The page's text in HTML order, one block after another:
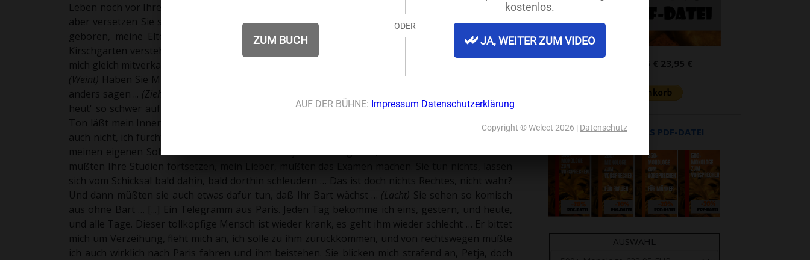
Leben noch vor Ihren jungen Augen verborgen ist. Sie sind kühner, ehrlicher, tiefer als wir Alten,
aber versetzen Sie sich in unsere Lage, urteilen sie rücksichtsvoll, schonen Sie mich! Ich bin hier
geboren, meine Eltern und Großeltern haben hier gelebt … Ich liebe dieses Haus, ohne den
Kirschgarten verstehe ich das Leben nicht, und wenn er schon verkauft werden soll, so mag man
mich gleich mitverkaufen …
(Weint) Haben Sie Mitleid mit mir, mein guter, lieber Junge …
[...] Sie müssen mir das aber anders,
anders sagen ... (Zieht ihr Taschentuch heraus, wobei ein Telegramm auf den Fußboden fällt)
heut' so schwer auf der Seele, Sie können sich das gar nicht vorstellen. Hier ist es so laut, jeder
Ton läßt mein Inneres erbeben, ich zittre an allen Gliedern und auf mein Zimmer gehen kann ich
auch nicht, ich fürchte mich vor dem Alleinsein. Verurteilen sie mich nicht, Petja, … ich liebe Sie wie
meinen eigenen Sohn. Gern würde ich Ihnen Anja zur Frau geben, ich schwör's Ihnen, aber Sie
müßten Ihre Studien fortsetzen, mein Lieber, müßten das Examen machen. Sie tun nichts, lassen
sich vom Schicksal bald dahin, bald dorthin schleudern … Das ist doch nichts Rechtes, nicht wahr?
Und dann müßten sie auch etwas dafür tun, daß Ihr Bart wächst … (Lacht) Sie sehen so komisch
aus ohne Bart … [...] Ein Telegramm aus Paris. Jeden Tag bekomme ich eins, gestern, und heute,
und alle Tage. Dieser tollköpfige Mensch ist wieder krank, es geht ihm wieder schlecht … Er bittet
mich um Verzeihung, fleht mich an, ich solle zu ihm zurückkommen, und von rechtswegen müßte
ich auch wirklich nach Paris fahren und ihm beistehen. Sie blicken mich strafend an, Petja, doch
29,95 € 23,95 €
UNSERE BÜCHER ALS PDF-DATEI
AUSWAHL